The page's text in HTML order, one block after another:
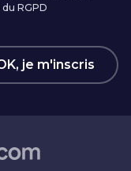
RGPD
je m'inscris